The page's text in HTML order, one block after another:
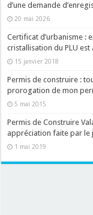
d’une demande
20 mai 2026
Certificat d’urbanisme :
cristallisation du PLU est
15 janvier 2018
Permis de construire :
prorogation de mon
5 mai 2015
Permis de Construire
appréciation faite par le
1 mai 2019